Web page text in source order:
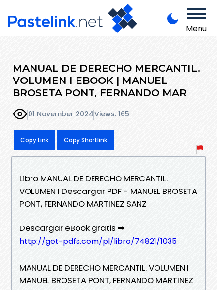
Menu
MANUAL DE DERECHO MERCANTIL.
VOLUMEN I EBOOK | MANUEL
BROSETA PONT, FERNANDO MAR
01 November 2024Views: 165
Copy Link Copy Shortlink
Libro MANUAL DE DERECHO MERCANTIL.
VOLUMEN I Descargar PDF - MANUEL BROSETA
PONT, FERNANDO MARTINEZ SANZ
Descargar eBook gratis ➡
http://get-pdfs.com/pl/libro/74821/1035
MANUAL DE DERECHO MERCANTIL. VOLUMEN I
MANUEL BROSETA PONT, FERNANDO MARTINEZ